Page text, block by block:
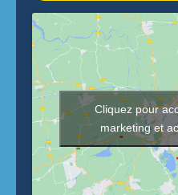
Cliquez pour
marketing et